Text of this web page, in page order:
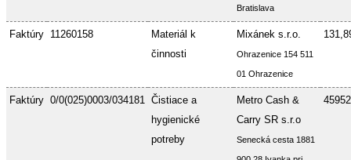
Bratislava
Faktúry 11260158
Materiál k
činnosti
Mixánek s.r.o.
Ohrazenice 154 511
01 Ohrazenice
Faktúry 0/0(025)0003/034181 Čistiace a
hygienické
potreby
Metro Cash &
Carry SR s.r.o
Senecká cesta 1881